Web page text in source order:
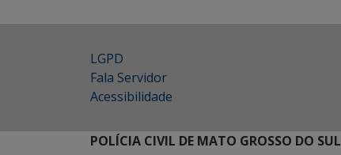
LGPD
Fala Servidor
Acessibilidade
POLÍCIA CIVIL DE MATO GROSSO DO SUL